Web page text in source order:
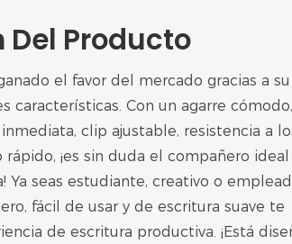
Producto
el favor del mercado gracias a su
características. Con un agarre
clip ajustable, resistencia a
¡es sin duda el compañero ideal
Ya seas estudiante, creativo o
fácil de usar y de escritura suave te
de escritura productiva. ¡Está